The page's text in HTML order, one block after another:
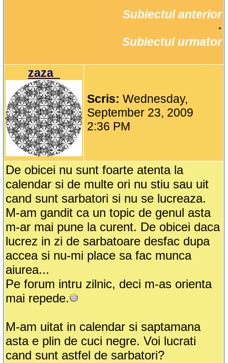
Subiectul anterior
Subiectul urmator
zaza_
Scris:Wednesday,
September 23, 2009
2:36 PM
De obicei nu sunt foarte atenta la
calendar si de multe ori nu stiu sau uit
cand sunt sarbatori si nu se lucreaza.
M-am gandit ca un topic de genul asta
m-ar mai pune la curent. De obicei daca
lucrez in zi de sarbatoare desfac dupa
accea si nu-mi place sa fac munca
aiurea...
Pe forum intru zilnic, deci m-as orienta
mai repede.
M-am uitat in calendar si saptamana
asta e plin de cuci negre. Voi lucrati
cand sunt astfel de sarbatori?